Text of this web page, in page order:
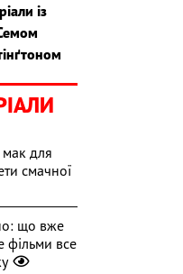
із
для
смачної
що вже
фільми все